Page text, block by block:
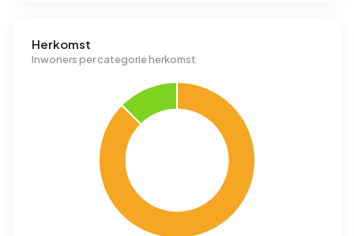
Herkomst
Inwoners per categorie herkomst